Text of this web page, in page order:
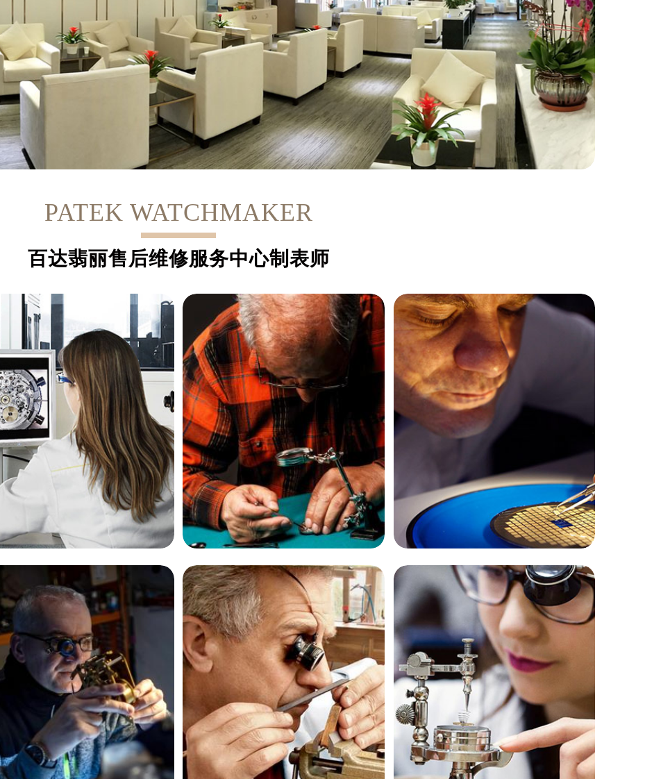
PATEK WATCHMAKER
百达翡丽售后维修服务中心制表师
娜·塔西雅
深百达翡丽制表师
海百达翡丽售后维修服务中心
海百达翡丽维修保养中心)
高级技师之一
Patek Maintain center
查尔斯·温宁格
资深百达翡丽制表师
是广州百达翡丽售后维修服务中心
(广州百达翡丽维修保养中心)
的高级技师之一
GuangZhou Patek Maintain center
杰登·奥斯卡里昂
资深百达翡丽制表师
是深圳百达翡丽售后维修服务中心
(深圳百达翡丽维修保养中心)
的高级技师之一
ShenZhen Patek Maintain center